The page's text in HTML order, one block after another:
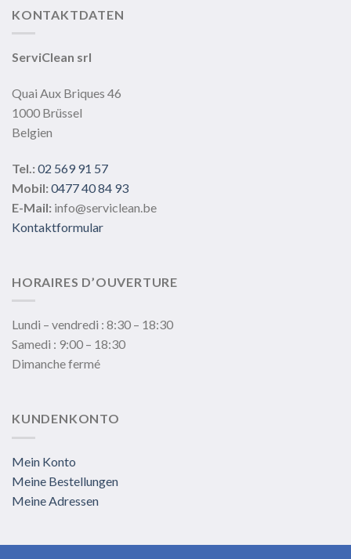
KONTAKTDATEN
ServiClean srl
Quai Aux Briques 46
1000 Brüssel
Belgien
Tel.: 02 569 91 57
Mobil: 0477 40 84 93
E-Mail: info@serviclean.be
Kontaktformular
HORAIRES D’OUVERTURE
Lundi – vendredi : 8:30 – 18:30
Samedi : 9:00 – 18:30
Dimanche fermé
KUNDENKONTO
Mein Konto
Meine Bestellungen
Meine Adressen